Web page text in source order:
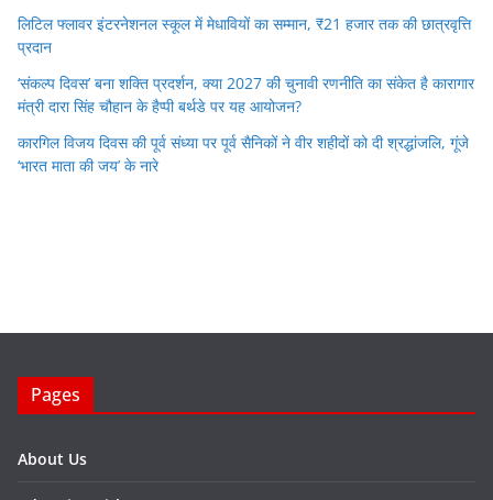
लिटिल फ्लावर इंटरनेशनल स्कूल में मेधावियों का सम्मान, ₹21 हजार तक की छात्रवृत्ति
प्रदान
‘संकल्प दिवस’ बना शक्ति प्रदर्शन, क्या 2027 की चुनावी रणनीति का संकेत है कारागार
मंत्री दारा सिंह चौहान के हैप्पी बर्थडे पर यह आयोजन?
कारगिल विजय दिवस की पूर्व संध्या पर पूर्व सैनिकों ने वीर शहीदों को दी श्रद्धांजलि, गूंजे
‘भारत माता की जय’ के नारे
Pages
About Us